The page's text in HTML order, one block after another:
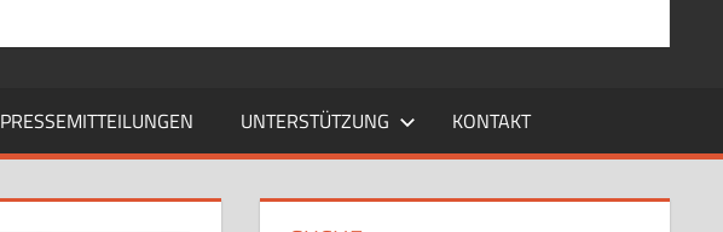
PRESSEMITTEILUNGEN UNTERSTÜTZUNG KONTAKT